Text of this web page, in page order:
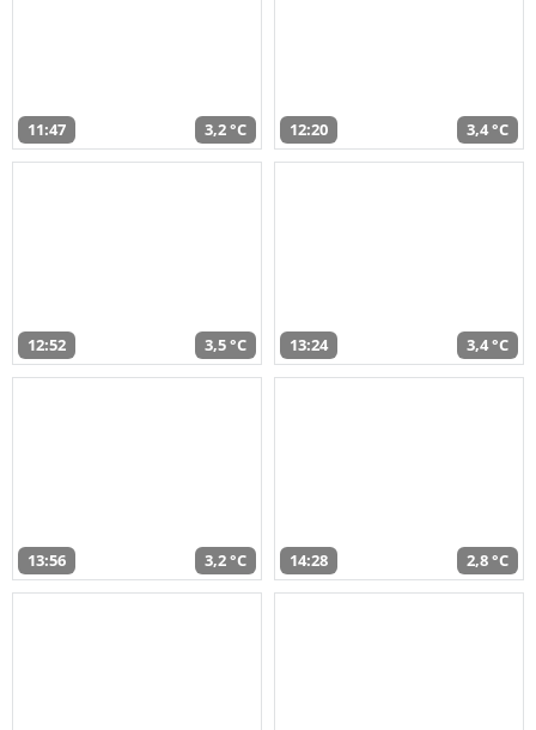
11:47 3,2 °C 12:20 3,4 °C
12:52 3,5 °C 13:24 3,4 °C
13:56 3,2 °C 14:28 2,8 °C